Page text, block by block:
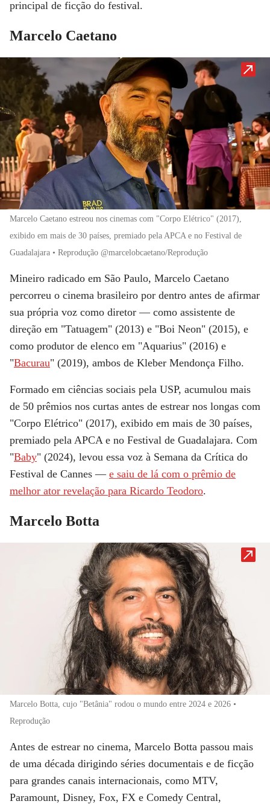
principal de ficção do festival.
Marcelo Caetano
Marcelo Caetano estreou nos cinemas com "Corpo Elétrico" (2017),
exibido em mais de 30 países, premiado pela APCA e no Festival de
Guadalajara • Reprodução @marcelobcaetano/Reprodução
Mineiro radicado em São Paulo, Marcelo Caetano
percorreu o cinema brasileiro por dentro antes de afirmar
sua própria voz como diretor — como assistente de
direção em "Tatuagem" (2013) e "Boi Neon" (2015), e
como produtor de elenco em "Aquarius" (2016) e
"Bacurau" (2019), ambos de Kleber Mendonça Filho.
Formado em ciências sociais pela USP, acumulou mais
de 50 prêmios nos curtas antes de estrear nos longas com
"Corpo Elétrico" (2017), exibido em mais de 30 países,
premiado pela APCA e no Festival de Guadalajara. Com
"Baby" (2024), levou essa voz à Semana da Crítica do
Festival de Cannes — e saiu de lá com o prêmio de
melhor ator revelação para Ricardo Teodoro.
Marcelo Botta
Marcelo Botta, cujo "Betânia" rodou o mundo entre 2024 e 2026 •
Reprodução
Antes de estrear no cinema, Marcelo Botta passou mais
de uma década dirigindo séries documentais e de ficção
para grandes canais internacionais, como MTV,
Paramount, Disney, Fox, FX e Comedy Central,